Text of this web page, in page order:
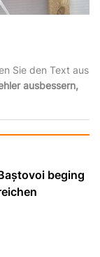
Sie den Text aus
ausbessern,
beging